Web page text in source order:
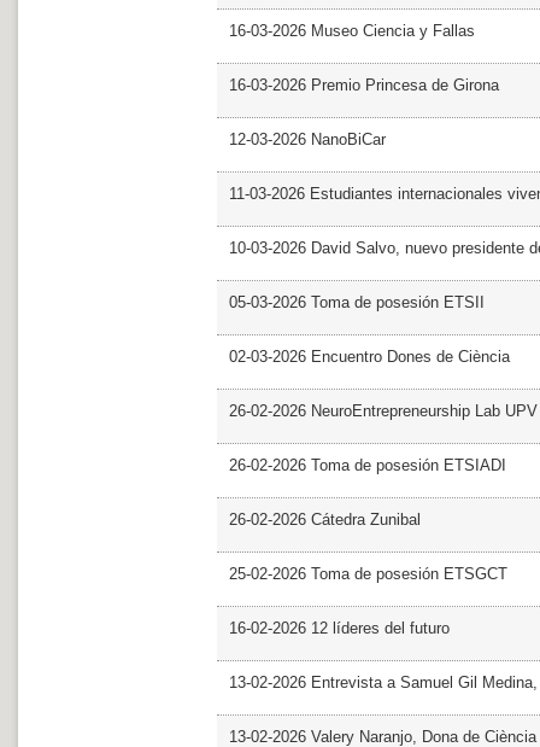
16-03-2026 Museo Ciencia y Fallas
16-03-2026 Premio Princesa de Girona
12-03-2026 NanoBiCar
11-03-2026 Estudiantes internacionales
10-03-2026 David Salvo, nuevo presidente
05-03-2026 Toma de posesión ETSII
02-03-2026 Encuentro Dones de Ciència
26-02-2026 NeuroEntrepreneurship Lab UPV
26-02-2026 Toma de posesión ETSIADI
26-02-2026 Cátedra Zunibal
25-02-2026 Toma de posesión ETSGCT
16-02-2026 12 líderes del futuro
13-02-2026 Entrevista a Samuel Gil
13-02-2026 Valery Naranjo, Dona de Ciència